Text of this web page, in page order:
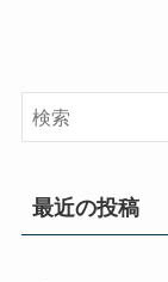
最近の投稿